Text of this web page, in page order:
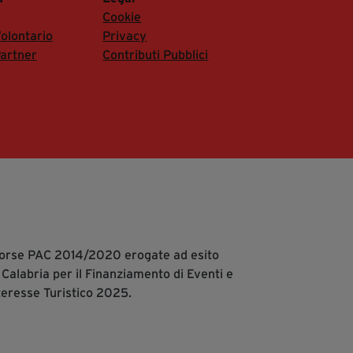
Cookie
Privacy
Contributi Pubblici
PAC 2014/2020 erogate ad esito
per il Finanziamento di Eventi e
Turistico 2025.